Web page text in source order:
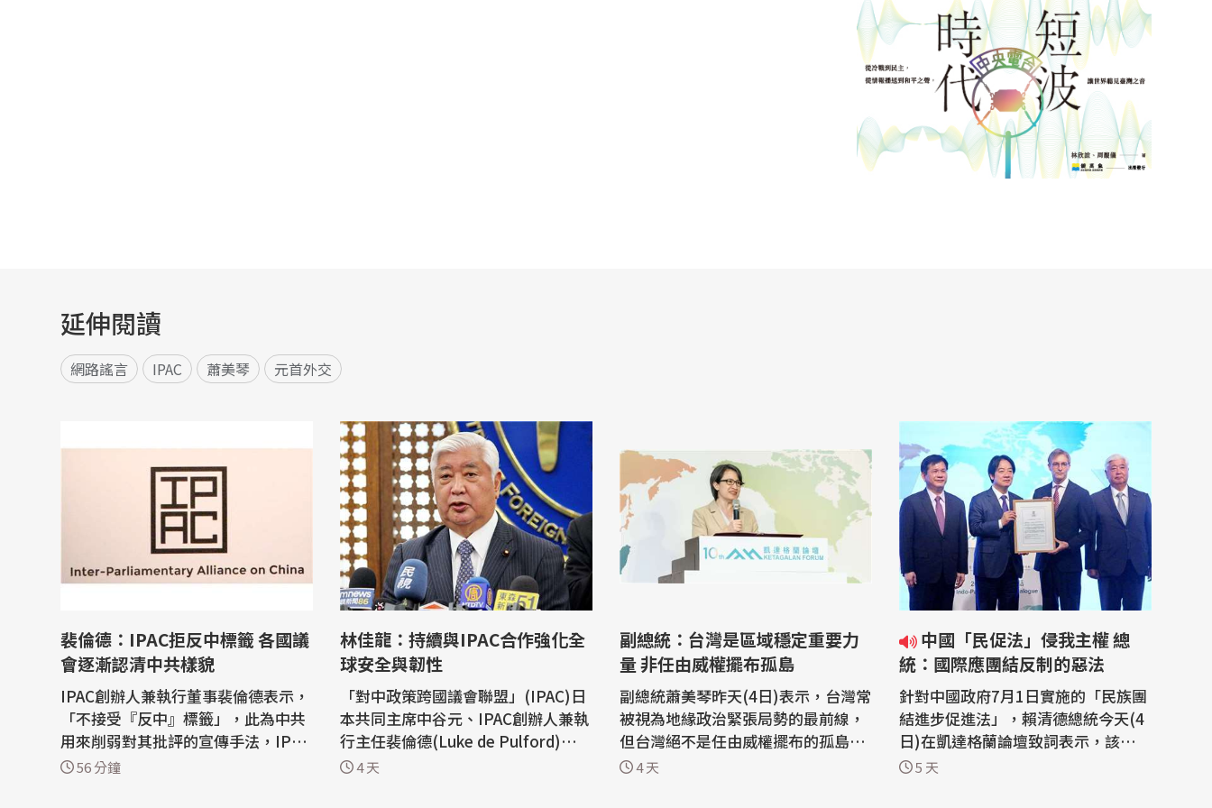
延伸閱讀
網路謠言 IPAC 蕭美琴 元首外交
裴倫德：IPAC拒反中標籤 各國議
會逐漸認清中共樣貌
IPAC創辦人兼執行董事裴倫德表示，
「不接受『反中』標籤」，此為中共
用來削弱對其批評的宣傳手法，IPAC
旨在鼓勵民主國家制定切實對中政
56 分鐘
林佳龍：持續與IPAC合作強化全
球安全與韌性
「對中政策跨國議會聯盟」(IPAC)日
本共同主席中谷元、IPAC創辦人兼執
行主任裴倫德(Luke de Pulford)、IP
AC日本主任山尾志櫻里組團來台出席
4 天
副總統：台灣是區域穩定重要力
量 非任由威權擺布孤島
副總統蕭美琴昨天(4日)表示，台灣常
被視為地緣政治緊張局勢的最前線，
但台灣絕不是任由威權擺布的孤島，
而是堅守自由、維護和平與區域穩定
4 天
中國「民促法」侵我主權 總
統：國際應團結反制的惡法
針對中國政府7月1日實施的「民族團
結進步促進法」，賴清德總統今天(4
日)在凱達格蘭論壇致詞表示，該法不
僅侵害台灣主權、迫害宗教與少數族
5 天